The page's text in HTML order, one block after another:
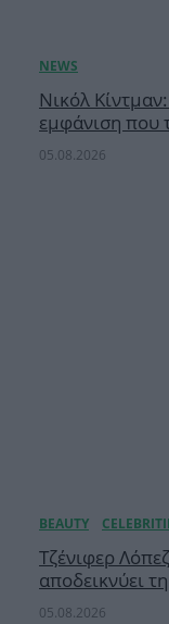
Νικόλ
εμφάνιση που
05.08.2026
Τζένιφερ
αποδεικνύει
05.08.2026